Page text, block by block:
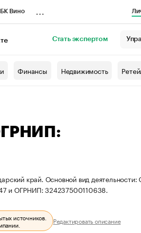
Вино
Стать экспертом
Финансы Недвижимость
край. Основной вид деятельности:
и ОГРНИП: 324237500110638.
источников.
Редактировать описание